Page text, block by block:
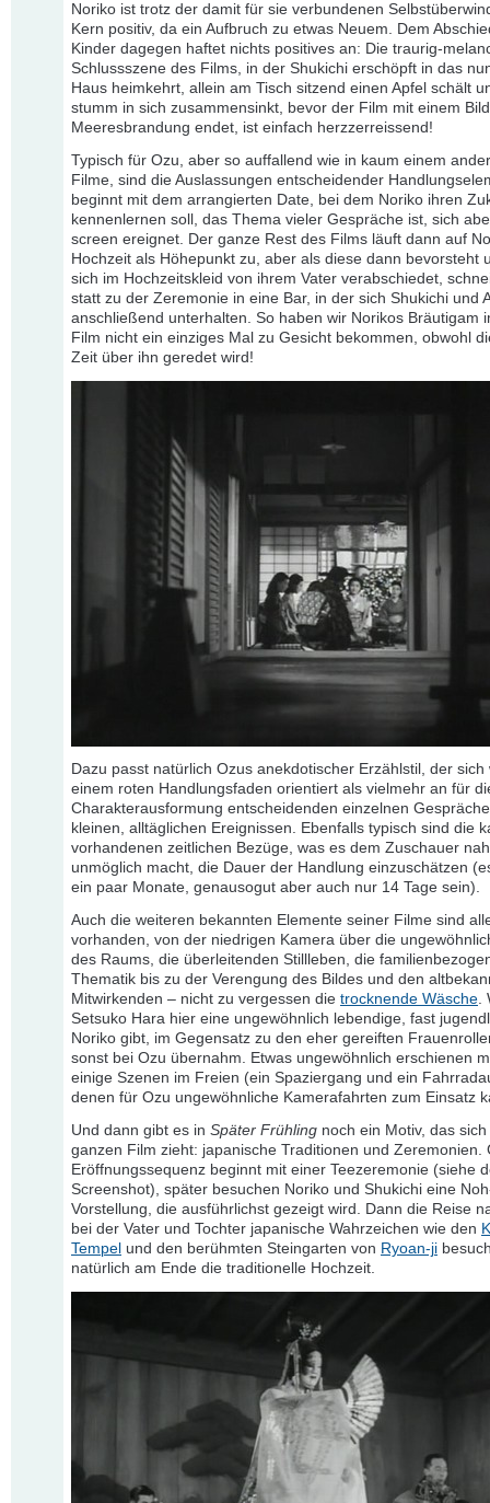
Noriko ist trotz der damit für sie verbundenen
Kern positiv, da ein Aufbruch zu etwas Neuem. Dem
Kinder dagegen haftet nichts positives an: Die traurig-
Schlussszene des Films, in der Shukichi erschöpft in das
Haus heimkehrt, allein am Tisch sitzend einen Apfel schält
stumm in sich zusammensinkt, bevor der Film mit einem
Meeresbrandung endet, ist einfach herzzerreissend!
Typisch für Ozu, aber so auffallend wie in kaum einem
Filme, sind die Auslassungen entscheidender
beginnt mit dem arrangierten Date, bei dem Noriko ihren
kennenlernen soll, das Thema vieler Gespräche ist, sich
screen ereignet. Der ganze Rest des Films läuft dann auf
Hochzeit als Höhepunkt zu, aber als diese dann bevorsteht
sich im Hochzeitskleid von ihrem Vater verabschiedet,
statt zu der Zeremonie in eine Bar, in der sich Shukichi und
anschließend unterhalten. So haben wir Norikos Bräutigam
Film nicht ein einziges Mal zu Gesicht bekommen, obwohl
Zeit über ihn geredet wird!
Dazu passt natürlich Ozus anekdotischer Erzählstil, der sich
einem roten Handlungsfaden orientiert als vielmehr an für
Charakterausformung entscheidenden einzelnen
kleinen, alltäglichen Ereignissen. Ebenfalls typisch sind die
vorhandenen zeitlichen Bezüge, was es dem Zuschauer
unmöglich macht, die Dauer der Handlung einzuschätzen
ein paar Monate, genausogut aber auch nur 14 Tage sein).
Auch die weiteren bekannten Elemente seiner Filme sind
vorhanden, von der niedrigen Kamera über die
des Raums, die überleitenden Stillleben, die
Thematik bis zu der Verengung des Bildes und den
Mitwirkenden – nicht zu vergessen die trocknende Wäsche.
Setsuko Hara hier eine ungewöhnlich lebendige, fast
Noriko gibt, im Gegensatz zu den eher gereiften
sonst bei Ozu übernahm. Etwas ungewöhnlich erschienen
einige Szenen im Freien (ein Spaziergang und ein
denen für Ozu ungewöhnliche Kamerafahrten zum Einsatz
Und dann gibt es in Später Frühling noch ein Motiv, das
ganzen Film zieht: japanische Traditionen und Zeremonien.
Eröffnungssequenz beginnt mit einer Teezeremonie (siehe
Screenshot), später besuchen Noriko und Shukichi eine
Vorstellung, die ausführlichst gezeigt wird. Dann die Reise
bei der Vater und Tochter japanische Wahrzeichen wie den
Tempel und den berühmten Steingarten von Ryoan-ji
natürlich am Ende die traditionelle Hochzeit.